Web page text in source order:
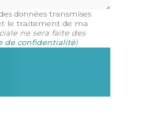
données transmises
le traitement de ma
ne sera faite des
de confidentialité)